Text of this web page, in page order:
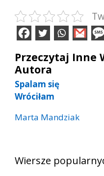
Przeczytaj Inne
Autora
Spalam się
Wróciłam
Marta Mandziak
Wiersze